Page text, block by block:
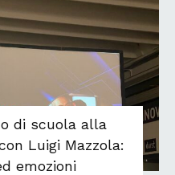
di scuola alla
Luigi Mazzola:
emozioni